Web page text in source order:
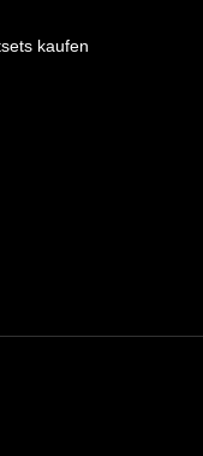
kaufen